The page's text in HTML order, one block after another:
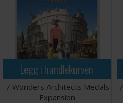
Legg i handlekurven
7 Wonders Architects Medals
Expansion